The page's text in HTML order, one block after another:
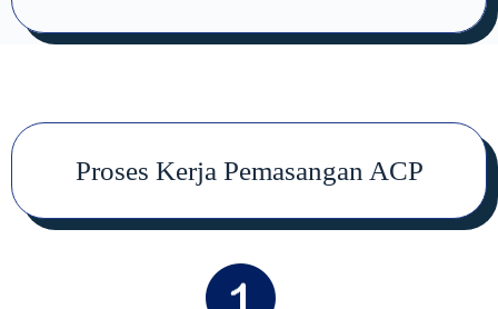
Proses Kerja Pemasangan ACP